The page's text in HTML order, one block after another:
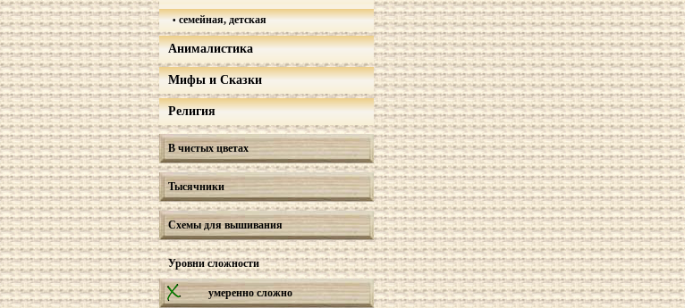
семейная, детская
Анималистика
Мифы и Сказки
Религия
В чистых цветах
Тысячники
Схемы для вышивания
Уровни сложности
умеренно сложно